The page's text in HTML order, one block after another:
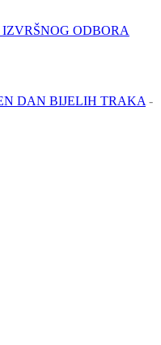
ODBORA
DAN BIJELIH TRAKA -